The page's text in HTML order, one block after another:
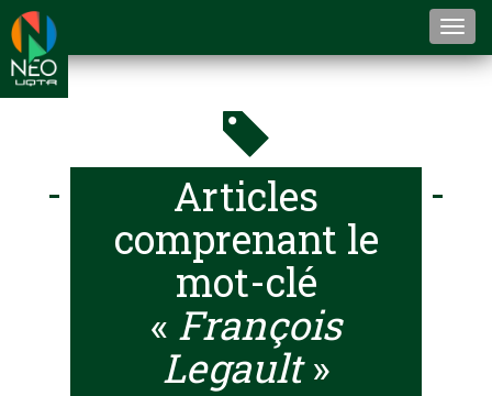
Articles
comprenant le
mot-clé
« François
Legault»